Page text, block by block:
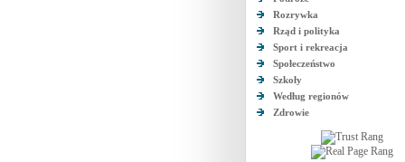
Rozrywka
Rząd i polityka
Sport i rekreacja
Społeczeństwo
Szkoły
Według regionów
Zdrowie